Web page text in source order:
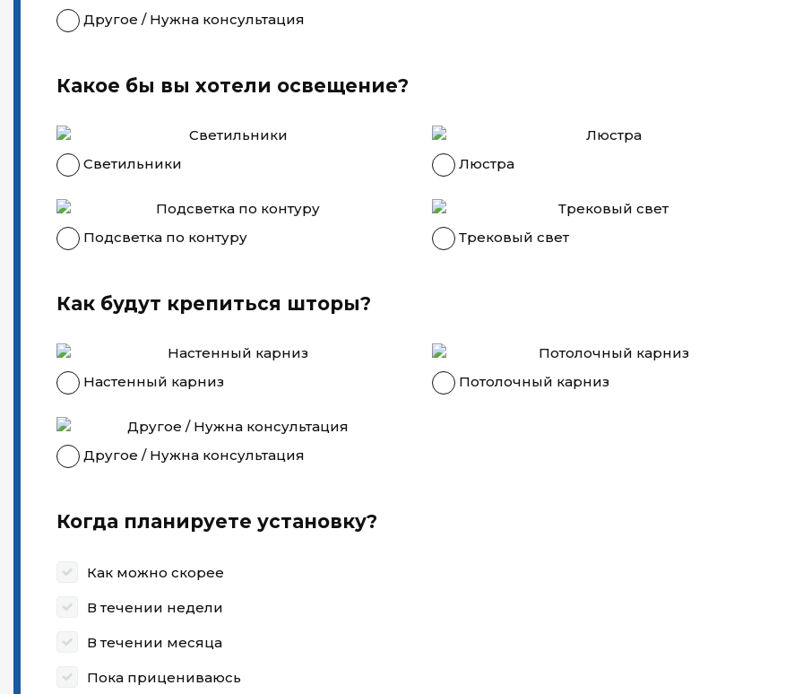
Другое / Нужна консультация
Какое бы вы хотели освещение?
Светильники Люстра
Подсветка по контуру Трековый свет
Как будут крепиться шторы?
Настенный карниз Потолочный карниз
Другое / Нужна консультация
Когда планируете установку?
Как можно скорее
В течении недели
В течении месяца
Пока прицениваюсь